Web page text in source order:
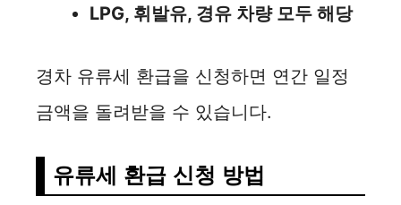
LPG, 휘발유, 경유 차량 모두 해당
경차 유류세 환급을 신청하면 연간 일정
금액을 돌려받을 수 있습니다.
유류세 환급 신청 방법